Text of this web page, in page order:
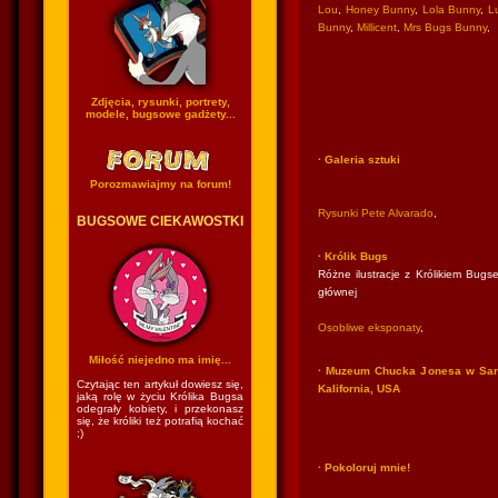
Zdjęcia, rysunki, portrety,
modele, bugsowe gadżety...
Porozmawiajmy na forum!
BUGSOWE CIEKAWOSTKI
Miłość niejedno ma imię...
Czytając ten artykuł dowiesz się,
jaką rolę w życiu Królika Bugsa
odegrały kobiety, i przekonasz
się, że króliki też potrafią kochać
;)
Lou Honey Bunny, Lola Bunny,
Bunny, Millicent Mrs Bugs Bunny,
· Galeria sztuki
Rysunki Pete Alvarado
· Królik Bugs
Różne ilustracje z Królikiem
głównej
Osobliwe eksponaty,
· Muzeum Chucka Jonesa w
Kalifornia, USA
· Pokoloruj mnie!